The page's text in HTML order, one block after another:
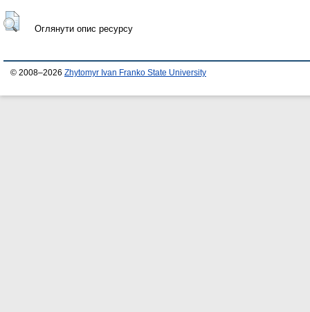
Оглянути опис ресурсу
© 2008–2026 Zhytomyr Ivan Franko State University